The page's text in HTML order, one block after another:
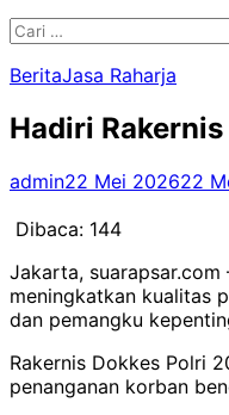
Cari
BeritaJasa Raharja
Hadiri
admin22 Mei 202622
Dibaca: 144
Jakarta, suarapsar.com
meningkatkan kualitas
dan pemangku
Rakernis Dokkes Polri
penanganan korban